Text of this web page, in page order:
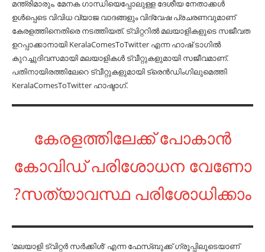
മന്ത്രിമാരും, മേനക ഗാന്ധിയെപ്പോലുള്ള ദേശീയ നേതാക്കൾ
ഉൾപ്പെടെ വിവിധ വ്യാജ വാദങ്ങളും വിദ്വേഷ പ്രചരണവുമാണ്
കേരളത്തിനെതിരെ നടത്തിയത്. ട്വിറ്ററിൽ മലയാളികളുടെ സജീവത
ഉറപ്പാക്കാനായി KeralaComesToTwitter എന്ന ഹാഷ് ടാഗിൽ
കുറച്ചുദിവസമായി മലയാളികൾ ട്വീറ്റുകളുമായി സജീവമാണ്.
പതിനായിരത്തിലേറെ ട്വീറ്റുകളുമായി ട്രെൻഡിംഗിലുമെത്തി
KeralaComesToTwitter ഹാഷ്ടാഗ്.
കേരളത്തിലേക്ക് പോകാൻ
കോവിഡ് പരിശോധന വേണോ
?സത്യാവസ്ഥ പരിശോധിക്കാം
‘മലയാളി ട്വിറ്റർ സർക്കിൾ’ എന്ന ഫേസ്‌ബുക്ക് ഗ്രൂപ്പിലൂടെയാണ്